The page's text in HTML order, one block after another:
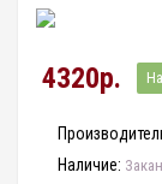
4320р.
Наличие: